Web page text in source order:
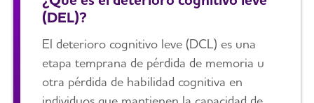
(DEL)?
El deterioro cognitivo leve (DCL) es una
etapa temprana de pérdida de memoria u
otra pérdida de habilidad cognitiva en